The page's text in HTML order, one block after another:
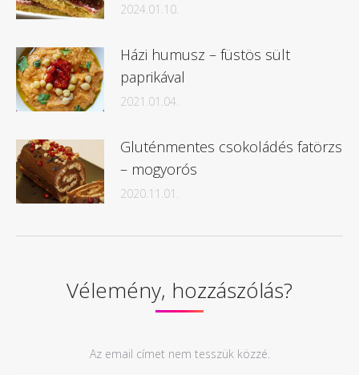
2024.01.10.
Házi humusz – füstös sült
paprikával
2021.01.04.
Gluténmentes csokoládés fatörzs
– mogyorós
2020.11.01.
Vélemény, hozzászólás?
Az email címet nem tesszük közzé.